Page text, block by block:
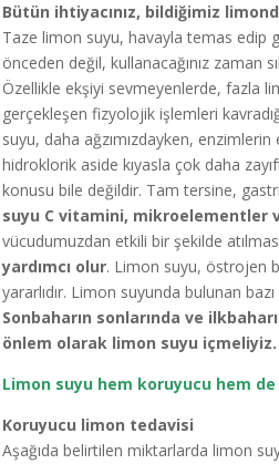
Bütün ihtiyacınız, bildiğimiz
Taze limon suyu, havayla temas edip
önceden değil, kullanacağınız zaman
Özellikle ekşiyi sevmeyenlerde, fazla
gerçekleşen fizyolojik işlemleri
suyu, daha ağzımızdayken,
hidroklorik aside kıyasla çok daha
konusu bile değildir. Tam tersine,
suyu C vitamini, mikroelementler
vücudumuzdan etkili bir şekilde
yardımcı olur. Limon suyu, östrojen
yararlıdır. Limon suyunda bulunan
Sonbaharın sonlarında ve
önlem olarak limon suyu içmeliyiz.
Limon suyu hem koruyucu hem
Koruyucu limon tedavisi
Aşağıda belirtilen miktarlarda limon